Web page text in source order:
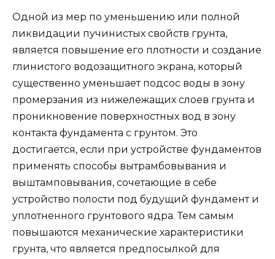
Одной из мер по уменьшению или полной
ликвидации пучинистых свойств грунта,
является повышение его плотности и создание
глинистого водозащитного экрана, который
существенно уменьшает подсос воды в зону
промерзания из нижележащих слоев грунта и
проникновение поверхностных вод в зону
контакта фундамента с грунтом. Это
достигается, если при устройстве фундаментов
применять способы вытрамбовывания и
выштамповывания, сочетающие в себе
устройство полости под будущий фундамент и
уплотненного грунтового ядра. Тем самым
повышаются механические характеристики
грунта, что является предпосылкой для